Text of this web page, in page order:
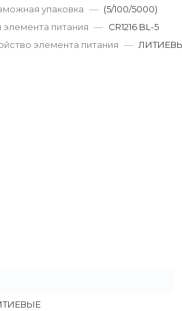
Cб-Вс:
упаковка — (5/100/5000)
элемента питания — CR1216 BL-5
элемента питания —